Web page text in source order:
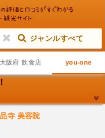
ジャンルすべて
大阪府 飲食店 you-one
寺 美容院